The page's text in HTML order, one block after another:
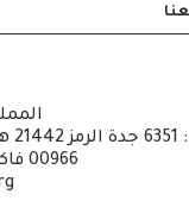
00966 فاكس : 6722600 – 12 – 00966